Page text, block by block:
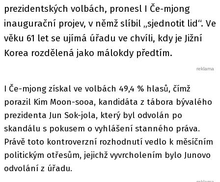
prezidentských volbách, pronesl I Če-mjong
inaugurační projev, v němž slíbil „sjednotit lid“. Ve
věku 61 let se ujímá úřadu ve chvíli, kdy je Jižní
Korea rozdělená jako málokdy předtím.
I Če-mjong získal ve volbách 49,4 % hlasů, čímž
porazil Kim Moon-sooa, kandidáta z tábora bývalého
prezidenta Jun Sok-jola, který byl odvolán po
skandálu s pokusem o vyhlášení stanného práva.
Právě toto kontroverzní rozhodnutí vedlo k měsíčním
politickým otřesům, jejichž vyvrcholením bylo Junovo
odvolání z úřadu.